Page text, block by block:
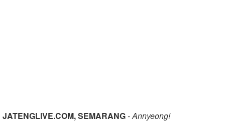
JATENGLIVE.COM, SEMARANG- Annyeong!